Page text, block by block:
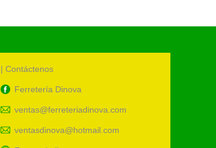
| Contáctenos
Ferretería Dinova
ventas@ferreteriadinova.com
ventasdinova@hotmail.com